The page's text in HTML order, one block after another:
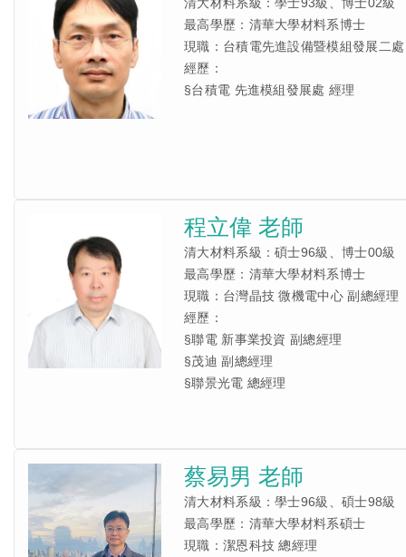
最高學歷：清華大學材料系博士
現職：台積電先進設備暨模組發展二
經歷：
§台積電 先進模組發展處 經理
程立偉 老師
清大材料系級：碩士96級、博士00級
最高學歷：清華大學材料系博士
現職：台灣晶技 微機電中心 副總經理
經歷：
§聯電 新事業投資 副總經理
§茂迪 副總經理
§聯景光電 總經理
蔡易男 老師
清大材料系級：學士96級、碩士98級
最高學歷：清華大學材料系碩士
現職：潔恩科技 總經理